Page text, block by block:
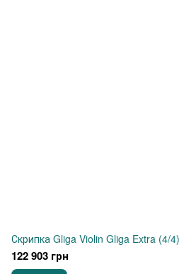
Скрипка Gliga Violin Gliga Extra (4/4)
122 903 грн